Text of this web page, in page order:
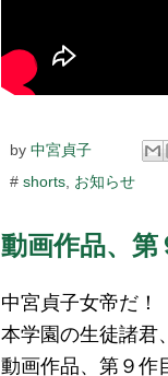
by 中宮貞子
# shorts お知らせ
動画作品、第
中宮貞子女帝だ！
本学園の生徒諸君
動画作品、第９作